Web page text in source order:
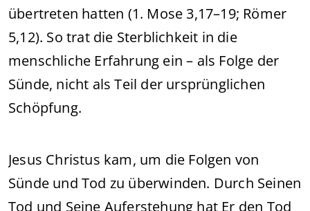
übertreten hatten (1. Mose 3,17–19; Römer
5,12). So trat die Sterblichkeit in die
menschliche Erfahrung ein – als Folge der
Sünde, nicht als Teil der ursprünglichen
Schöpfung.
Jesus Christus kam, um die Folgen von
Sünde und Tod zu überwinden. Durch Seinen
Tod und Seine Auferstehung hat Er den Tod